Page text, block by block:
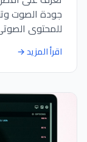
جودة الصوت
للمحتوى
اقرأ المزيد→